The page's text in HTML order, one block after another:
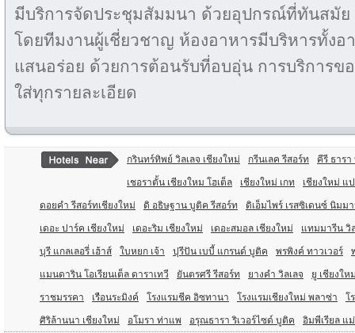
มีบริการจัดประชุมสัมมนา ด้วยอุปกรณ์ที่ทันสมัย
โดยทีมงานผู้เชี่ยวชาญ ห้องอาหารมีบริหารทั้งอ
แสนอร่อย ด้วยการต้อนรับที่อบอุ่น การบริการข
ใส่ทุกรายละเอียด
กรินทร์ทิพย์ วิลเลจ เชียงใหม่ กรีนเลค รีสอร์ท คีรี ธาร
เชอราตั้น เชียงใหม โฮเต็ล เชียงใหม่ เกท เชียงใหม่
ดอยคำ รีสอร์ทเชียงใหม่ ดิ อธิษฐาน บูติค รีสอร์ท ดิเอ็มไพร์ เรสซิเดนซ์ นิมม
เดอะ ปาร์ค เชียงใหม่ เดอะริม เชียงใหม่ เดอะสมอล เชียงใหม่ แทมมารีน วิ
บุรี แกลเลอรี่ เฮ้าส์ ใบหยก เจ้า ปุรีปัน เบบี้ แกรนด์ บูติค พรพิงค์ ทาวเวอร์
แมนดาริน โอเรียนเต็ล ดาราเทวี ยันตรศรี รีสอร์ท ยางคำ วิลเลจ ยู เชียงให
ราชมรรคา เรือนระมิงค์ โรงแรมชีค อิซทานา โรงแรมเชียงใหม่ พลาซ่า โ
ศิริล้านนา เชียงใหม่ อโมรา ท่าแพ อรุณธารา ริเวอร์ไซด์ บูติค อิมพีเรียล แ